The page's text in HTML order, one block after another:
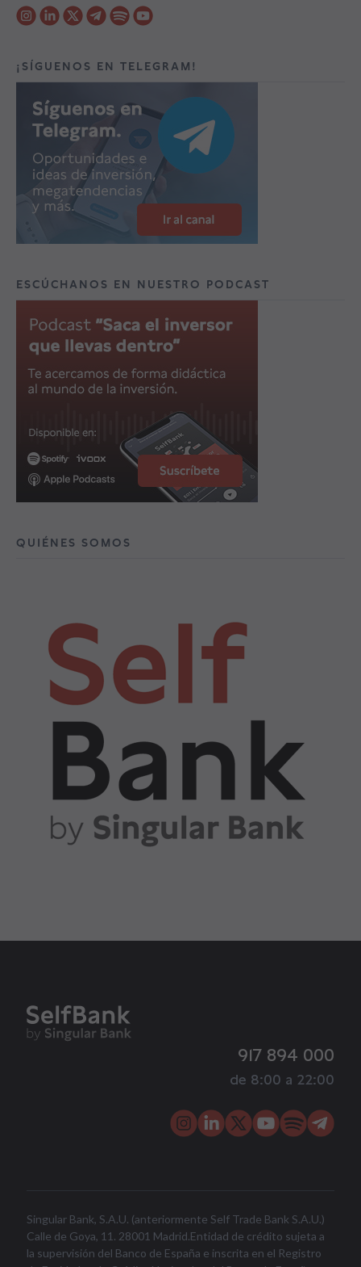
¡SÍGUENOS EN TELEGRAM!
ESCÚCHANOS EN NUESTRO PODCAST
QUIÉNES SOMOS
917 894 000
de 8:00 a 22:00
Singular Bank, S.A.U. (anteriormente Self Trade Bank S.A.U.)
Calle de Goya, 11. 28001 Madrid.Entidad de crédito sujeta a
la supervisión del Banco de España e inscrita en el Registro